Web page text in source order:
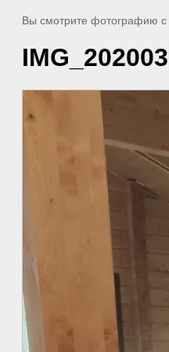
Вы смотрите фотографию с